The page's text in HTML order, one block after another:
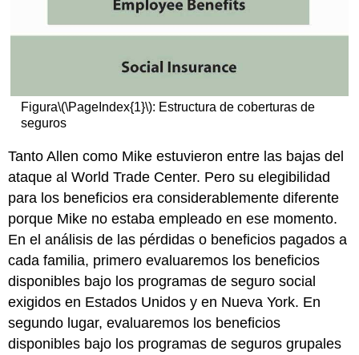
Figura\(\PageIndex{1}\): Estructura de coberturas de
seguros
Tanto Allen como Mike estuvieron entre las bajas del
ataque al World Trade Center. Pero su elegibilidad
para los beneficios era considerablemente diferente
porque Mike no estaba empleado en ese momento.
En el análisis de las pérdidas o beneficios pagados a
cada familia, primero evaluaremos los beneficios
disponibles bajo los programas de seguro social
exigidos en Estados Unidos y en Nueva York. En
segundo lugar, evaluaremos los beneficios
disponibles bajo los programas de seguros grupales